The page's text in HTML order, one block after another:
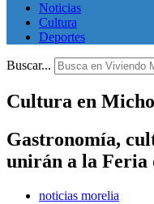
Noticias
Cultura
Deportes
Buscar...
Cultura en
Gastronomía,
unirán a la Feria
noticias morelia